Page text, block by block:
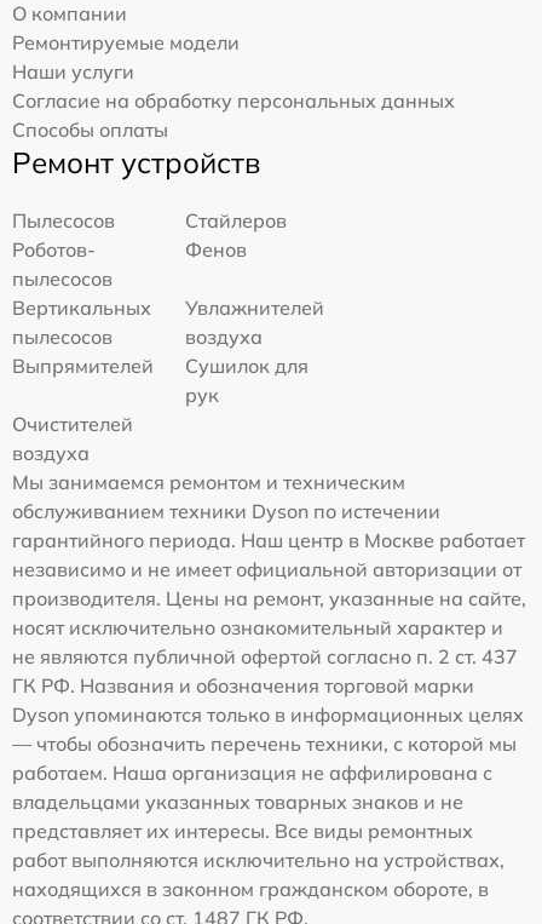
О компании
Ремонтируемые модели
Наши услуги
Согласие на обработку персональных данных
Способы оплаты
Ремонт устройств
Пылесосов
Стайлеров
Роботов-
пылесосов
Фенов
Вертикальных
пылесосов
Увлажнителей
воздуха
Выпрямителей
Сушилок для
рук
Очистителей
воздуха
Мы занимаемся ремонтом и техническим
обслуживанием техники Dyson по истечении
гарантийного периода. Наш центр в Москве работает
независимо и не имеет официальной авторизации от
производителя. Цены на ремонт, указанные на сайте,
носят исключительно ознакомительный характер и
не являются публичной офертой согласно п. 2 ст. 437
ГК РФ. Названия и обозначения торговой марки
Dyson упоминаются только в информационных целях
— чтобы обозначить перечень техники, с которой мы
работаем. Наша организация не аффилирована с
владельцами указанных товарных знаков и не
представляет их интересы. Все виды ремонтных
работ выполняются исключительно на устройствах,
находящихся в законном гражданском обороте, в
соответствии со ст. 1487 ГК РФ.